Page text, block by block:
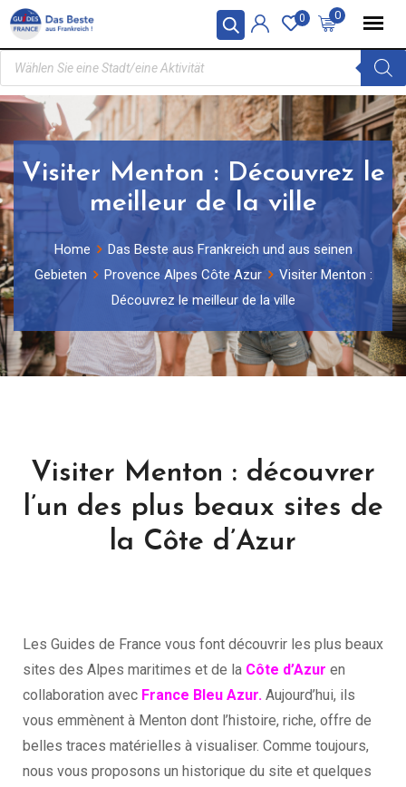
0
0
Visiter Menton : Découvrez le
meilleur de la ville
Home
Das Beste aus Frankreich und aus seinen
Gebieten
Provence Alpes Côte Azur
Visiter Menton :
Découvrez le meilleur de la ville
Visiter Menton : découvrer
l’un des plus beaux sites de
la Côte d’Azur
Les Guides de France vous font découvrir les plus beaux
sites des Alpes maritimes et de la Côte d’Azur en
collaboration avec France Bleu Azur. Aujourd’hui, ils
vous emmènent à Menton dont l’histoire, riche, offre de
belles traces matérielles à visualiser. Comme toujours,
nous vous proposons un historique du site et quelques